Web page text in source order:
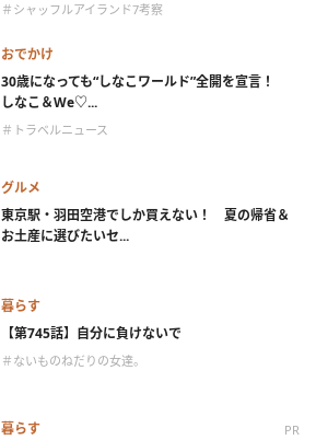
＃シャッフルアイランド7考察
おでかけ
30歳になっても“しなこワールド”全開を宣言！
しなこ＆We♡...
＃トラベルニュース
グルメ
東京駅・羽田空港でしか買えない！ 夏の帰省＆
お土産に選びたいセ...
暮らす
【第745話】自分に負けないで
＃ないものねだりの女達。
暮らす PR